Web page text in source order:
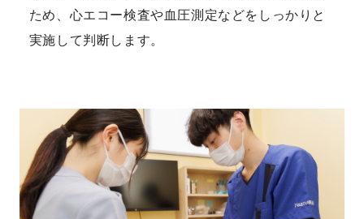
ため、心エコー検査や血圧測定などをしっかりと
実施して判断します。